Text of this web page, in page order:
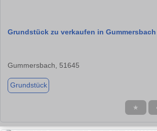
Grundstück zu verkaufen in Gummersbach
Gummersbach, 51645
Grundstück
★